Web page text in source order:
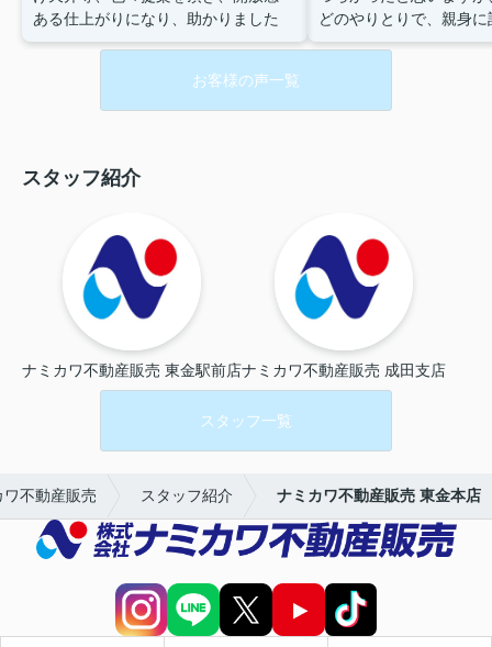
ある仕上がりになり、助かりました
どのやりとりで、親身
くださり、ありがとうご
お客様の声一覧
スタッフ紹介
ナミカワ不動産販売 東金駅前店ナミカワ不動産販売 成田支店
スタッフ一覧
不動産販売 スタッフ紹介 ナミカワ不動産販売 東金本店